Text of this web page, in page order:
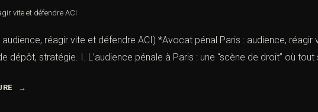
vite et défendre ACI
réagir vite et défendre ACI) *Avocat pénal Paris : audience,
dépôt, stratégie. I. L’audience pénale à Paris : une “scène de droit” où